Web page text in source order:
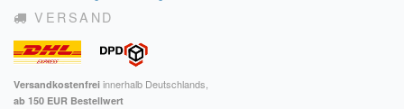
VERSAND
Versandkostenfrei innerhalb Deutschlands,
ab 150 EUR Bestellwert